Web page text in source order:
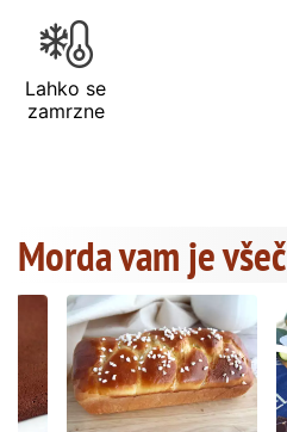
Lahko se
zamrzne
Morda vam je všeč